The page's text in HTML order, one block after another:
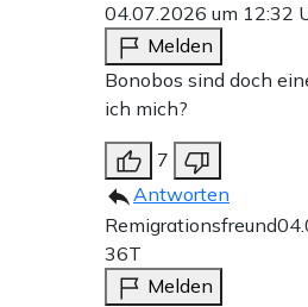
04.07.2026 um 12:32
Melden
Bonobos sind doch
ich mich?
7
Antworten
Remigrationsfreund
36T
Melden